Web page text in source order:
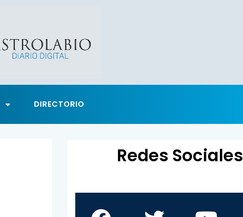
DIRECTORIO
Redes Sociales